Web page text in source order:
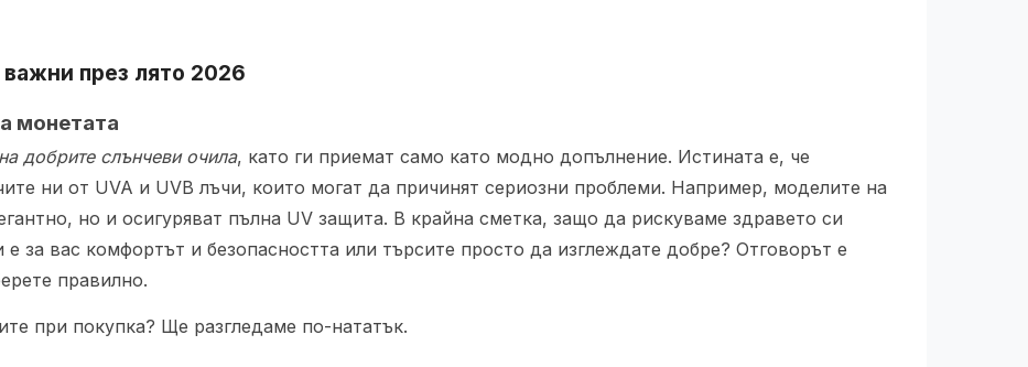
важни през лято 2026
монетата
добрите слънчеви очила, като ги приемат само като модно допълнение. Истината е, че
ни от UVA и UVB лъчи, които могат да причинят сериозни проблеми. Например, моделите на
но и осигуряват пълна UV защита. В крайна сметка, защо да рискуваме здравето си
за вас комфортът и безопасността или търсите просто да изглеждате добре? Отговорът е
правилно.
при покупка? Ще разгледаме по-нататък.